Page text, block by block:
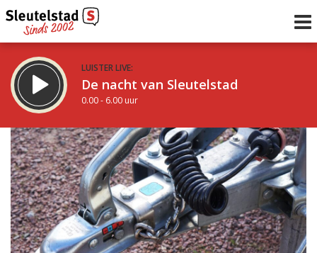
LUISTER LIVE:
De nacht van Sleutelstad
0.00 - 6.00 uur
STRAKS:
De ochtend van Sleutelstad
6.00 - 12.00 uur
Vorig uur
uur 1 van 0 Volgend uur
Inklappen